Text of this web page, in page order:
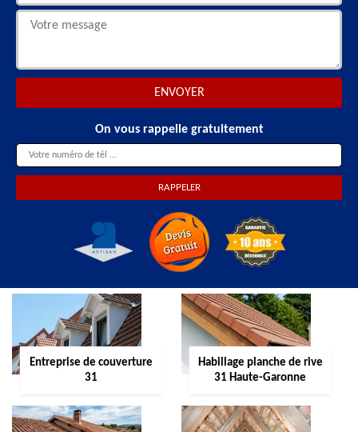
On vous rappelle gratuitement
Entreprise de couverture
31
Habillage planche de rive
31 Haute-Garonne